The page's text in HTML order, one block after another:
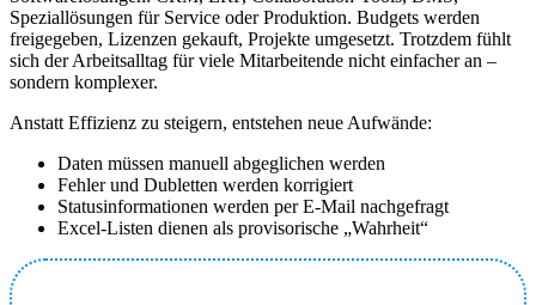
Speziallösungen für Service oder Produktion. Budgets werden
freigegeben, Lizenzen gekauft, Projekte umgesetzt. Trotzdem fühlt
sich der Arbeitsalltag für viele Mitarbeitende nicht einfacher an –
sondern komplexer.
Anstatt Effizienz zu steigern, entstehen neue Aufwände:
Daten müssen manuell abgeglichen werden
Fehler und Dubletten werden korrigiert
Statusinformationen werden per E-Mail nachgefragt
Excel-Listen dienen als provisorische „Wahrheit“